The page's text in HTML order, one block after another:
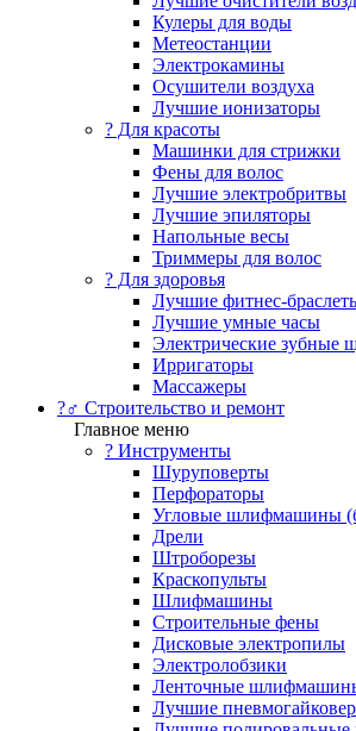
Кулеры для воды
Метеостанции
Электрокамины
Осушители воздуха
Лучшие ионизаторы
? Для красоты
Машинки для стрижки
Фены для волос
Лучшие электробритвы
Лучшие эпиляторы
Напольные весы
Триммеры для волос
? Для здоровья
Лучшие фитнес-
Лучшие умные часы
Электрические зубные
Ирригаторы
Массажеры
?‍♂️ Строительство и ремонт
Главное меню
?️ Инструменты
Шуруповерты
Перфораторы
Угловые шлифмашины
Дрели
Штроборезы
Краскопульты
Шлифмашины
Строительные фены
Дисковые электропилы
Электролобзики
Ленточные
Лучшие